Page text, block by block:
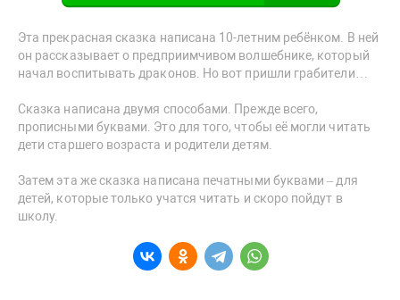
Эта прекрасная сказка написана 10-летним ребёнком. В ней
он рассказывает о предприимчивом волшебнике, который
начал воспитывать драконов. Но вот пришли грабители…
Сказка написана двумя способами. Прежде всего,
прописными буквами. Это для того, чтобы её могли читать
дети старшего возраста и родители детям.
Затем эта же сказка написана печатными буквами – для
детей, которые только учатся читать и скоро пойдут в
школу.